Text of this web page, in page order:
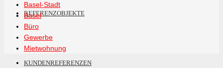
REFERENZOBJEKTE
KUNDENREFERENZEN
Basel-Stadt
Basel
Büro
Gewerbe
Mietwohnung